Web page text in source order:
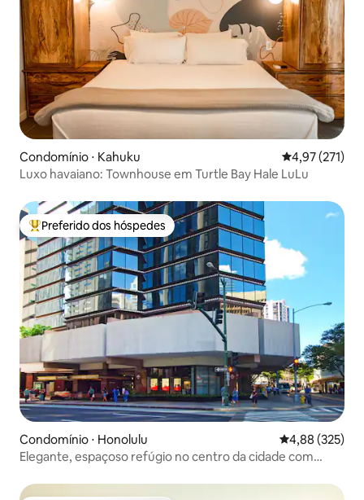
Condomínio ⋅ Kahuku 4,97 de uma
4,97 (271)
Luxo havaiano: Townhouse em Turtle Bay Hale LuLu
Entre os melhores preferidos dos hóspedes
Preferido dos hóspedes
Condomínio ⋅ Honolulu 4,88 de uma
4,88 (325)
Elegante, espaçoso refúgio no centro da cidade com